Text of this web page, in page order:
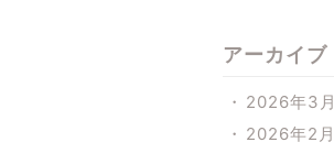
アーカイブ
2026年3月
2026年2月